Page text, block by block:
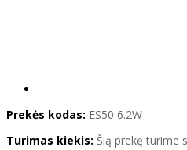
Prekės kodas: ES50 6.2W
Turimas kiekis: Šią prekę turime